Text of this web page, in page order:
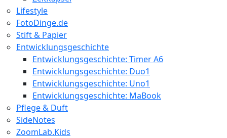
Lifestyle
FotoDinge.de
Stift & Papier
Entwicklungsgeschichte
Entwicklungsgeschichte: Timer A6
Entwicklungsgeschichte: Duo1
Entwicklungsgeschichte: Uno1
Entwicklungsgeschichte: MaBook
Pflege & Duft
SideNotes
ZoomLab.Kids